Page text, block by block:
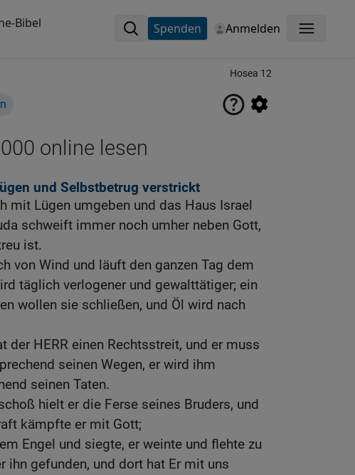
Bibel Spenden Anmelden Menü
Hosea 12
online lesen
und Selbstbetrug verstrickt
mit Lügen umgeben und das Haus Israel
schweift immer noch umher neben Gott,
ist.
von Wind und läuft den ganzen Tag dem
täglich verlogener und gewalttätiger; ein
wollen sie schließen, und Öl wird nach
der HERR einen Rechtsstreit, und er muss
seinen Wegen, er wird ihm
seinen Taten.
hielt er die Ferse seines Bruders, und
kämpfte er mit Gott;
Engel und siegte, er weinte und flehte zu
ihn gefunden, und dort hat Er mit uns